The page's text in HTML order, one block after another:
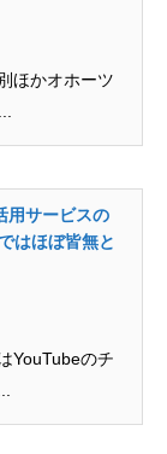
ほかオホーツ
用サービスの
はほぼ皆無と
YouTubeのチ